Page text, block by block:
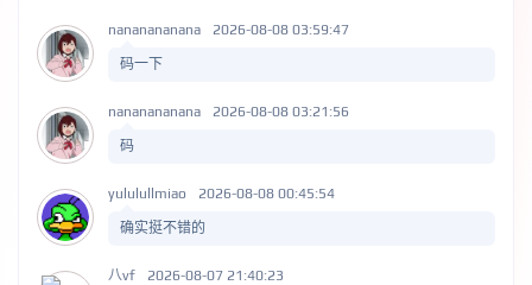
nananananana 2026-08-08 03:59:47
码一下
nananananana 2026-08-08 03:21:56
码
yululullmiao 2026-08-08 00:45:54
确实挺不错的
八vf 2026-08-07 21:40:23